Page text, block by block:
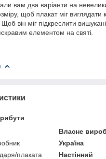
вам два варіанти на
щоб плакат міг виглядати
він міг підкреслити
елементом на святі.
Власне
Україна
плаката
Настінний